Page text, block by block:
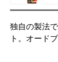
独自の製法
ト。オード